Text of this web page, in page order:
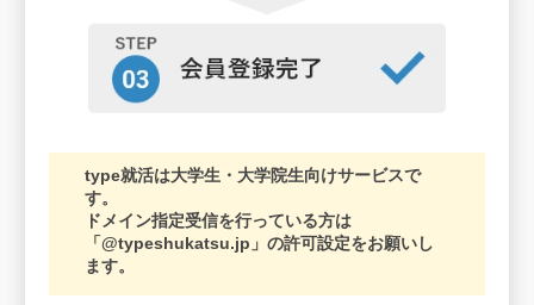
type就活は大学生・大学院生向けサービスで
す。
ドメイン指定受信を行っている方は
「@typeshukatsu.jp」の許可設定をお願いし
ます。